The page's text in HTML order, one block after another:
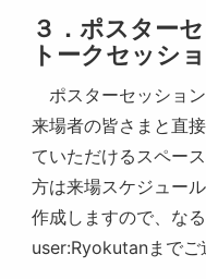
３．ポスター
トークセッシ
ポスターセッション
来場者の皆さまと直
ていただけるスペー
方は来場スケジュー
作成しますので、な
user:Ryokutanまでご